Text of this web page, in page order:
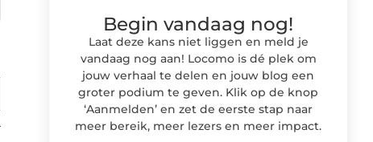
Begin vandaag nog!
Laat deze kans niet liggen en meld je
vandaag nog aan! Locomo is dé plek om
jouw verhaal te delen en jouw blog een
groter podium te geven. Klik op de knop
‘Aanmelden’ en zet de eerste stap naar
meer bereik, meer lezers en meer impact.